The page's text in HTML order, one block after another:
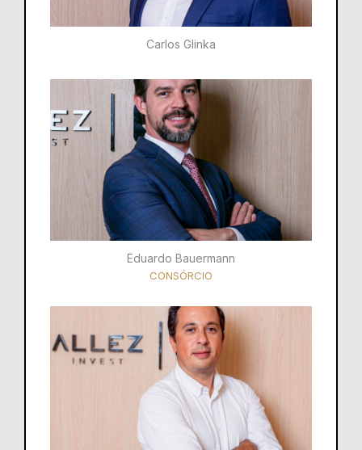
Carlos Glinka
Eduardo Bauermann
CONSÓRCIO